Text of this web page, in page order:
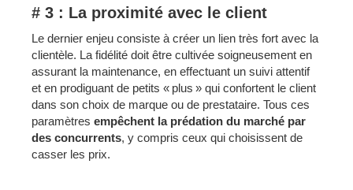
# 3 : La proximité avec le client
Le dernier enjeu consiste à créer un lien très fort avec la
clientèle. La fidélité doit être cultivée soigneusement en
assurant la maintenance, en effectuant un suivi attentif
et en prodiguant de petits « plus » qui confortent le client
dans son choix de marque ou de prestataire. Tous ces
paramètres empêchent la prédation du marché par
des concurrents, y compris ceux qui choisissent de
casser les prix.